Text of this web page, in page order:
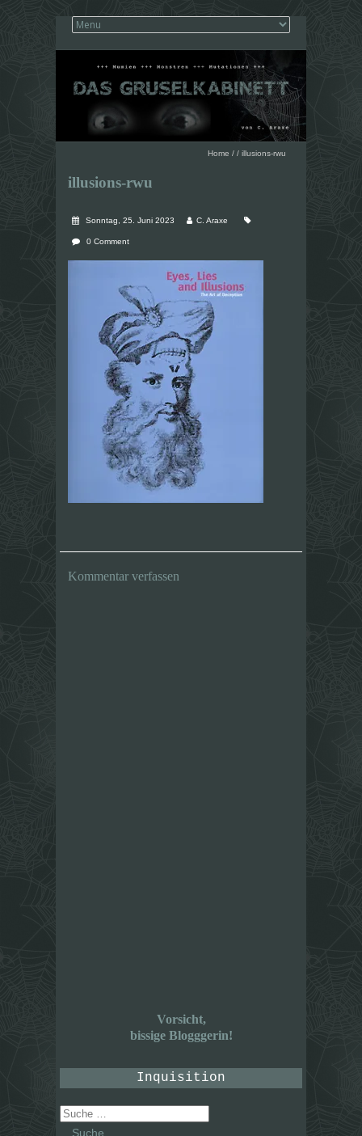
Home / / illusions-rwu
illusions-rwu
Sonntag, 25. Juni 2023 C. Araxe
0 Comment
Kommentar verfassen
Vorsicht,
bissige Blogggerin!
Inquisition
Suche
nach: